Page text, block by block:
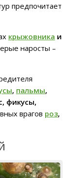
предпочитает
крыжовника и
наросты –
, пальмы,
фикусы,
врагов роз,